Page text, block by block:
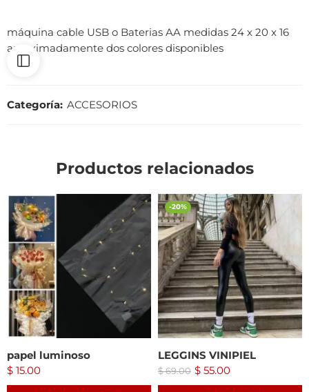
máquina cable USB o Baterias AA medidas 24 x 20 x 16
aproximadamente dos colores disponibles
Categoría: ACCESORIOS
Productos relacionados
papel luminoso
$ 15.00
-20%
LEGGINS VINIPIEL
$69.00 $ 55.00